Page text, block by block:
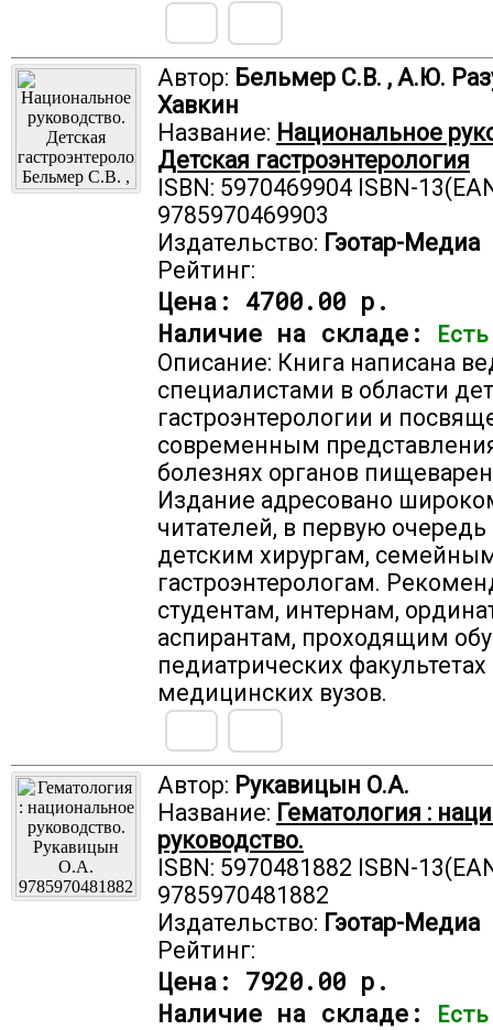
Автор: Бельмер С.В. , А.Ю.
Хавкин
Название: Национальное
Детская гастроэнтерология
ISBN: 5970469904 ISBN-
9785970469903
Издательство: Гэотар-Медиа
Рейтинг:
Цена: 4700.00 р.
Наличие на складе:
Описание: Книга написана
специалистами в области
гастроэнтерологии и
современным
болезнях органов
Издание адресовано
читателей, в первую
детским хирургам,
гастроэнтерологам.
студентам, интернам,
аспирантам, проходящим
педиатрических факультетах
медицинских вузов.
Автор: Рукавицын О.А.
Название: Гематология :
руководство.
ISBN: 5970481882 ISBN-
9785970481882
Издательство: Гэотар-Медиа
Рейтинг:
Цена: 7920.00 р.
Наличие на складе: